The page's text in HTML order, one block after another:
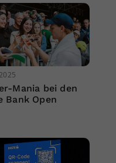
Mania bei den
Bank Open